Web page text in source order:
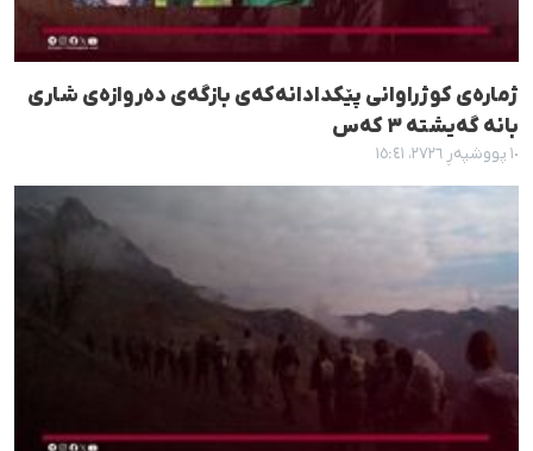
ژمارەی کوژراوانی پێکدادانەکەی بازگەی دەروازەی شاری
بانه گەیشتە ٣ کەس
١٠ پووشپەڕ ٢٧٢٦، ١٥:٤١